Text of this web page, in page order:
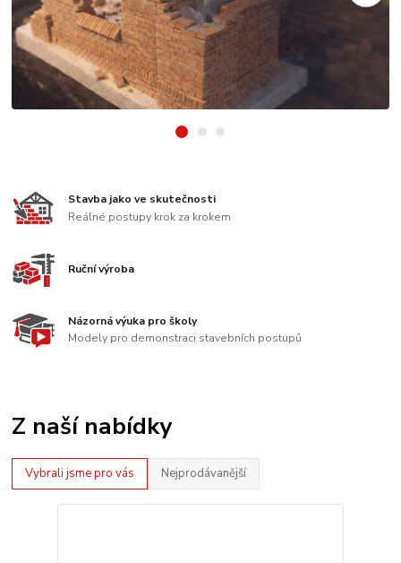
Stavba jako ve skutečnosti
Reálné postupy krok za krokem
Ruční výroba
Názorná výuka pro školy
Modely pro demonstraci stavebních postupů
Z naší nabídky
Vybrali jsme pro vás Nejprodávanější